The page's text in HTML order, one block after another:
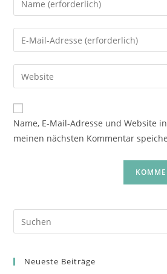
Name, E-Mail-Adresse und Website
meinen nächsten Kommentar
Neueste Beiträge